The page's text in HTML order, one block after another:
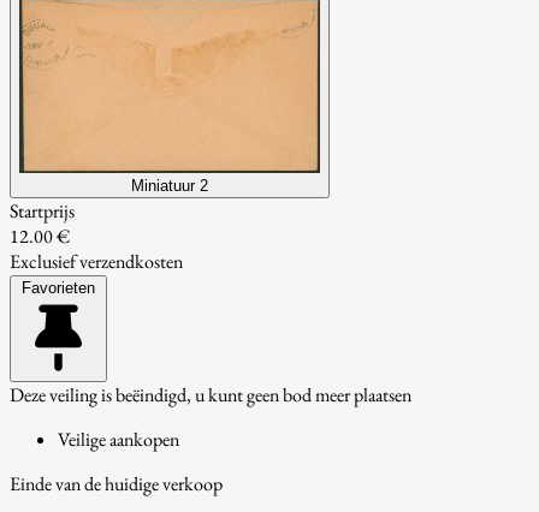
Miniatuur 2
Startprijs
12.00 €
Exclusief verzendkosten
Favorieten
Deze veiling is beëindigd, u kunt geen bod meer plaatsen
Veilige aankopen
Einde van de huidige verkoop